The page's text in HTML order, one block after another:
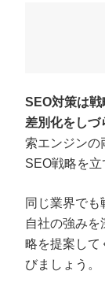
SEO対策は
差別化をしづ
索エンジンの
SEO戦略を立
同じ業界でも
自社の強み
略を提案して
びましょう。